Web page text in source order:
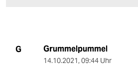
G Grummelpummel
14.10.2021, 09:44 Uhr